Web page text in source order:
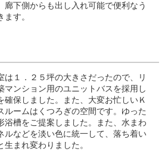
廊下側からも出し入れ可能で便利なう
す。
は１．２５坪の大きさだったので、リ
マンション用のユニットバスを採用し
確保しました。また、大変お忙しいＫ
ルームはくつろぎの空間です。ゆった
浴槽をご提案しました。また、水まわ
ルなどを淡い色に統一して、落ち着い
まれ変わりました。